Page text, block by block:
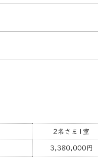
2名さま1室
3,380,000円